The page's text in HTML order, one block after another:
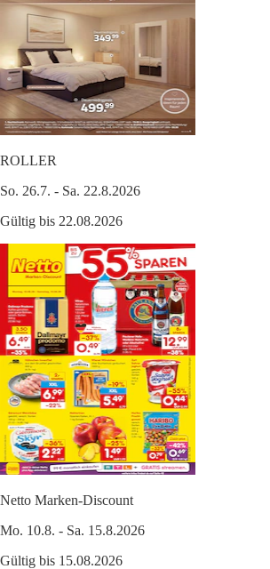
ROLLER
So. 26.7. - Sa. 22.8.2026
Gültig bis 22.08.2026
Netto Marken-Discount
Mo. 10.8. - Sa. 15.8.2026
Gültig bis 15.08.2026